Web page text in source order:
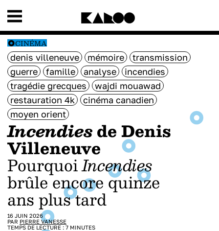
CINÉMA
denis villeneuve mémoire
transmission
guerre
famille analyse
incendies
tragédie grecques
wajdi mouawad
restauration 4k
cinéma canadien
moyen orient
Incendiesde Denis
Villeneuve
PourquoiIncendies
brûle encore quinze
ans plus tard
16 JUIN 2026
PAR PIERRE VANESSE
TEMPS DE LECTURE : 7 MINUTES